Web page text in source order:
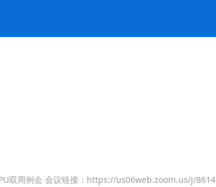
双周例会 会议链接：https://us06web.zoom.us/j/